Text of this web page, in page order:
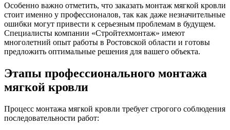
Особенно важно отметить, что заказать монтаж мягкой кровли
стоит именно у профессионалов, так как даже незначительные
ошибки могут привести к серьезным проблемам в будущем.
Специалисты компании «Стройтехмонтаж» имеют
многолетний опыт работы в Ростовской области и готовы
предложить оптимальные решения для вашего объекта.
Этапы профессионального монтажа
мягкой кровли
Процесс монтажа мягкой кровли требует строгого соблюдения
последовательности работ: